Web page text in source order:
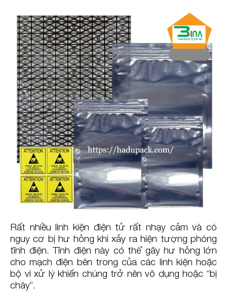
Rất nhiều linh kiện điện tử rất nhạy cảm và có
nguy cơ bị hư hỏng khi xảy ra hiện tượng phóng
tĩnh điện. Tĩnh điện này có thể gây hư hỏng lớn
cho mạch điện bên trong của các linh kiện hoặc
bộ vi xử lý khiến chúng trở nên vô dụng hoặc “bị
cháy”.